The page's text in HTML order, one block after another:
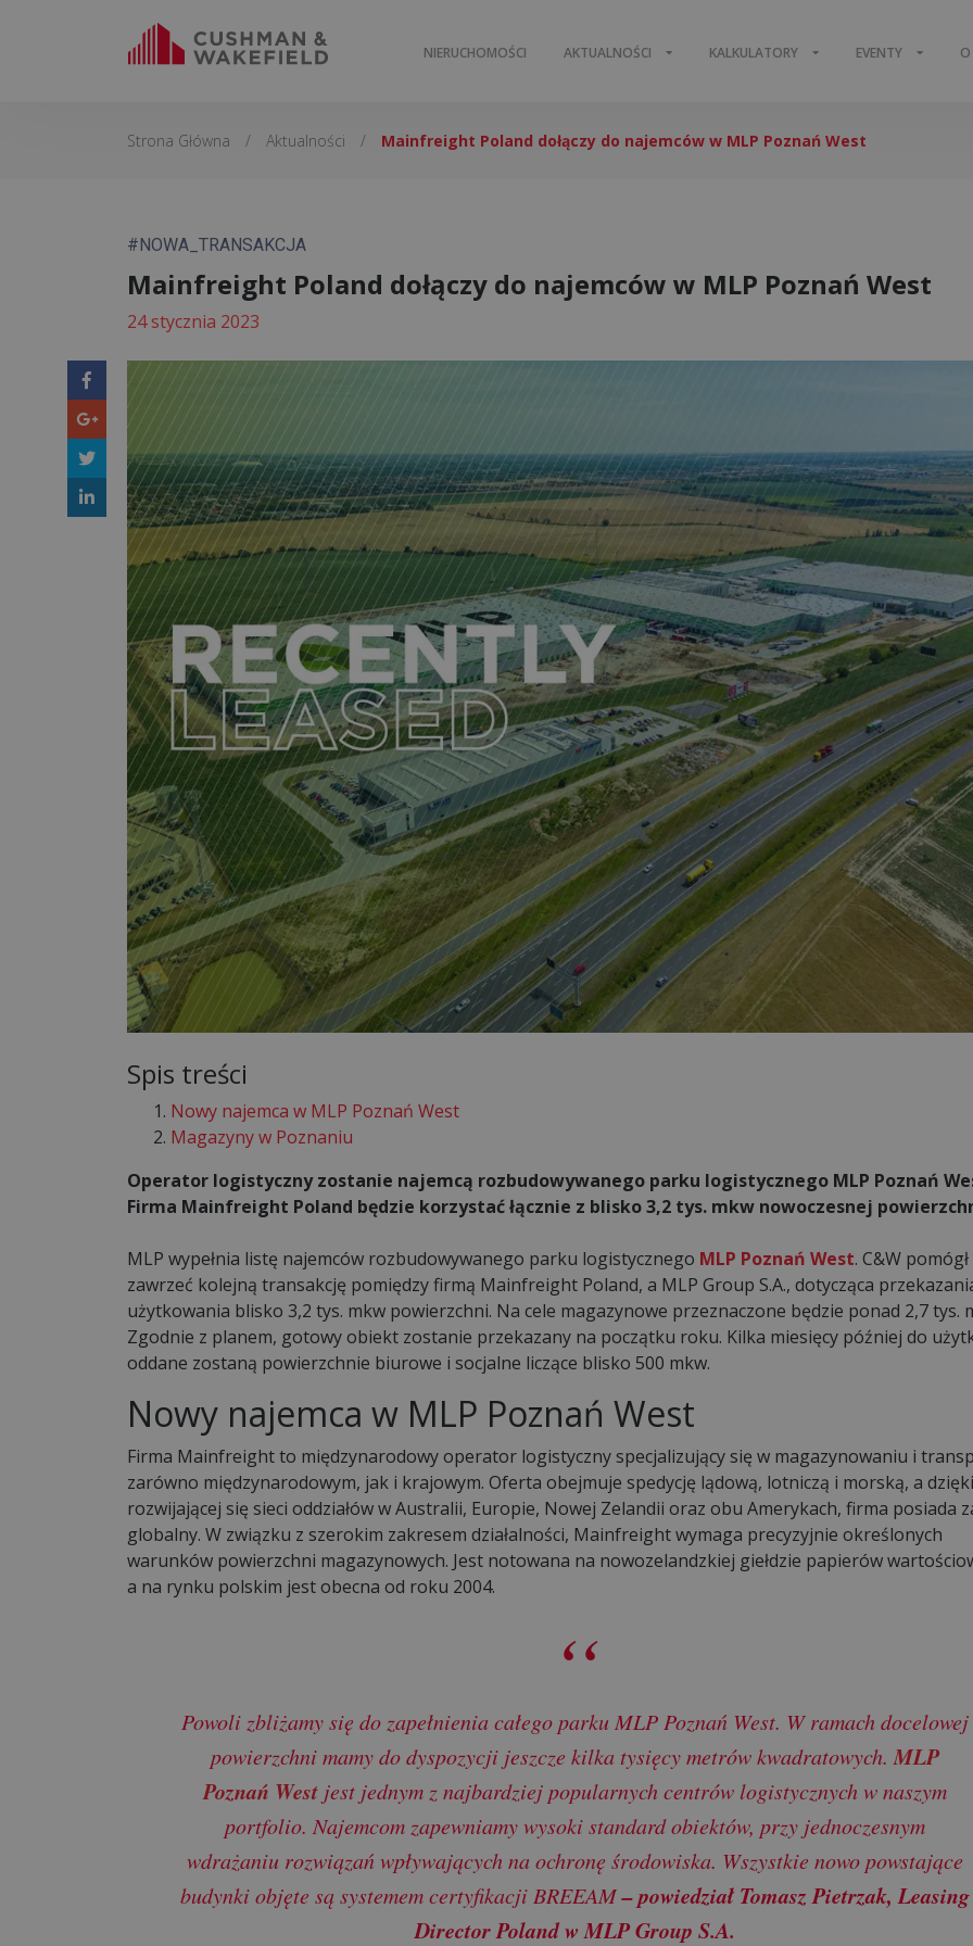
NIERUCHOMOŚCI AKTUALNOŚCI KALKULATORY EVENTY
Strona Główna / Aktualności / Mainfreight Poland dołączy do najemców w MLP Poznań West
#NOWA_TRANSAKCJA
Mainfreight Poland dołączy do najemców w MLP Poznań West
24 stycznia 2023
Spis treści
Nowy najemca w MLP Poznań West
Magazyny w Poznaniu
Operator logistyczny zostanie najemcą rozbudowywanego parku logistycznego MLP Poznań
Firma Mainfreight Poland będzie korzystać łącznie z blisko 3,2 tys. mkw nowoczesnej
MLP wypełnia listę najemców rozbudowywanego parku logistycznego MLP Poznań West. C&W pomógł
zawrzeć kolejną transakcję pomiędzy firmą Mainfreight Poland, a MLP Group S.A., dotycząca
użytkowania blisko 3,2 tys. mkw powierzchni. Na cele magazynowe przeznaczone będzie ponad 2,7 tys.
Zgodnie z planem, gotowy obiekt zostanie przekazany na początku roku. Kilka miesięcy później do
oddane zostaną powierzchnie biurowe i socjalne liczące blisko 500 mkw.
Nowy najemca w MLP Poznań West
Firma Mainfreight to międzynarodowy operator logistyczny specjalizujący się w magazynowaniu i
zarówno międzynarodowym, jak i krajowym. Oferta obejmuje spedycję lądową, lotniczą i morską, a dzięki
rozwijającej się sieci oddziałów w Australii, Europie, Nowej Zelandii oraz obu Amerykach, firma posiada
globalny. W związku z szerokim zakresem działalności, Mainfreight wymaga precyzyjnie określonych
warunków powierzchni magazynowych. Jest notowana na nowozelandzkiej giełdzie papierów
a na rynku polskim jest obecna od roku 2004.
Powoli zbliżamy się do zapełnienia całego parku MLP Poznań West. W ramach docelowej
powierzchni mamy do dyspozycji jeszcze kilka tysięcy metrów kwadratowych. MLP
Poznań West jest jednym z najbardziej popularnych centrów logistycznych w naszym
portfolio. Najemcom zapewniamy wysoki standard obiektów, przy jednoczesnym
wdrażaniu rozwiązań wpływających na ochronę środowiska. Wszystkie nowo powstające
budynki objęte są systemem certyfikacji BREEAM– powiedział Tomasz Pietrzak, Leasing
Director Poland w MLP Group S.A.